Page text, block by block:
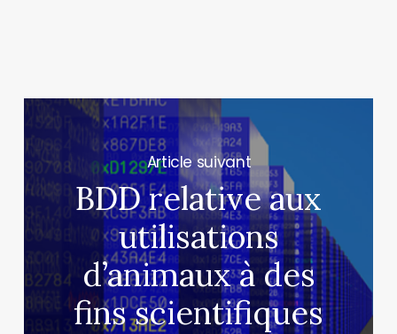
Next Post
BDD relative aux
utilisations
d’animaux à des
fins scientifiques